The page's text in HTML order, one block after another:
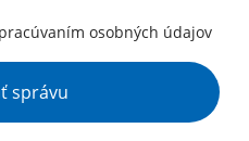
osobných údajov
správu